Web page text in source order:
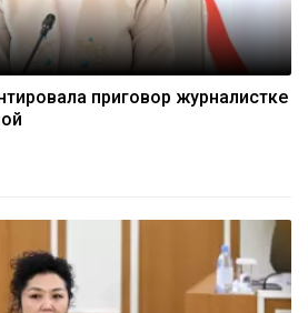
приговор журналистке